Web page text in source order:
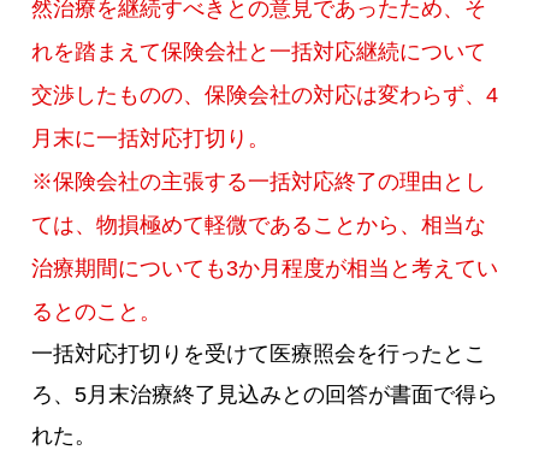
然治療を継続すべきとの意見であったため、そ
れを踏まえて保険会社と一括対応継続について
交渉したものの、保険会社の対応は変わらず、4
月末に一括対応打切り。
※保険会社の主張する一括対応終了の理由とし
ては、物損極めて軽微であることから、相当な
治療期間についても3か月程度が相当と考えてい
るとのこと。
一括対応打切りを受けて医療照会を行ったとこ
ろ、5月末治療終了見込みとの回答が書面で得ら
れた。